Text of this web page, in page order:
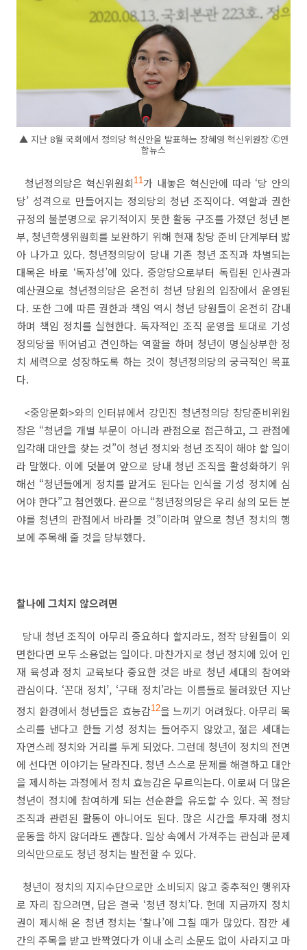
▲ 지난 8월 국회에서 정의당 혁신안을 발표하는 장혜영 혁신위원장 Ⓒ연
합뉴스
청년정의당은 혁신위원회 11가 내놓은 혁신안에 따라 ‘당 안의
당’ 성격으로 만들어지는 정의당의 청년 조직이다. 역할과 권한
규정의 불분명으로 유기적이지 못한 활동 구조를 가졌던 청년 본
부, 청년학생위원회를 보완하기 위해 현재 창당 준비 단계부터 밟
아 나가고 있다. 청년정의당이 당내 기존 청년 조직과 차별되는
대목은 바로 ‘독자성’에 있다.중앙당으로부터 독립된 인사권과
예산권으로 청년정의당은 온전히 청년 당원의 입장에서 운영된
다. 또한 그에 따른 권한과 책임 역시 청년 당원들이 온전히 감내
하며 책임 정치를 실현한다. 독자적인 조직 운영을 토대로 기성
정의당을 뛰어넘고 견인하는 역할을 하며 청년이 명실상부한 정
치 세력으로 성장하도록 하는 것이 청년정의당의 궁극적인 목표
다.
<중앙문화>와의 인터뷰에서 강민진 청년정의당 창당준비위원
장은 “청년을 개별 부문이 아니라 관점으로 접근하고,그 관점에
입각해 대안을 찾는 것”이 청년 정치와 청년 조직이 해야 할 일이
라 말했다. 이에 덧붙여 앞으로 당내 청년 조직을 활성화하기 위
해선 “청년들에게 정치를 맡겨도 된다는 인식을 기성 정치에 심
어야 한다”고 첨언했다. 끝으로 “청년정의당은 우리 삶의 모든 분
야를 청년의 관점에서 바라볼 것”이라며 앞으로 청년 정치의 행
보에 주목해 줄 것을 당부했다.
찰나에 그치지 않으려면
당내 청년 조직이 아무리 중요하다 할지라도, 정작 당원들이 외
면한다면 모두 소용없는 일이다. 마찬가지로 청년 정치에 있어 인
재 육성과 정치 교육보다 중요한 것은 바로 청년 세대의 참여와
관심이다. ‘꼰대 정치’, ‘구태 정치’라는 이름들로 불려왔던 지난
정치 환경에서 청년들은 효능감12을 느끼기 어려웠다. 아무리 목
소리를 낸다고 한들 기성 정치는 들어주지 않았고,젊은 세대는
자연스레 정치와 거리를 두게 되었다. 그런데 청년이 정치의 전면
에 선다면 이야기는 달라진다. 청년 스스로 문제를 해결하고 대안
을 제시하는 과정에서 정치 효능감은 무르익는다. 이로써 더 많은
청년이 정치에 참여하게 되는 선순환을 유도할 수 있다. 꼭 정당
조직과 관련된 활동이 아니어도 된다. 많은 시간을 투자해 정치
운동을 하지 않더라도 괜찮다. 일상 속에서 가져주는 관심과 문제
의식만으로도 청년 정치는 발전할 수 있다.
청년이 정치의 지지수단으로만 소비되지 않고 중추적인 행위자
로 자리 잡으려면, 답은 결국 ‘청년 정치’다.헌데 지금까지 정치
권이 제시해 온 청년 정치는 ‘찰나’에 그칠 때가 많았다. 잠깐 세
간의 주목을 받고 반짝였다가 이내 소리 소문도 없이 사라지고 마